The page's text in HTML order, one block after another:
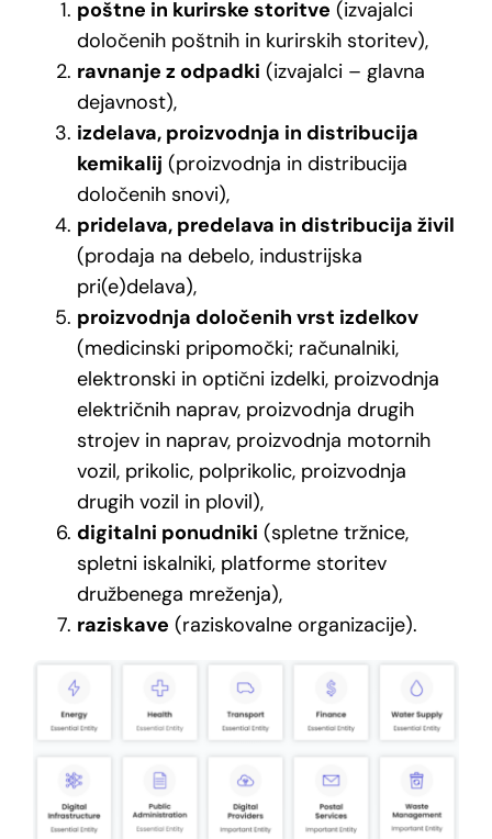
poštne in kurirske storitve (izvajalci
določenih poštnih in kurirskih storitev),
ravnanje z odpadki (izvajalci – glavna
dejavnost),
izdelava, proizvodnja in distribucija
kemikalij (proizvodnja in distribucija
določenih snovi),
pridelava, predelava in distribucija živil
(prodaja na debelo, industrijska
pri(e)delava),
proizvodnja določenih vrst izdelkov
(medicinski pripomočki; računalniki,
elektronski in optični izdelki, proizvodnja
električnih naprav, proizvodnja drugih
strojev in naprav, proizvodnja motornih
vozil, prikolic, polprikolic, proizvodnja
drugih vozil in plovil),
digitalni ponudniki (spletne tržnice,
spletni iskalniki, platforme storitev
družbenega mreženja),
raziskave (raziskovalne organizacije).